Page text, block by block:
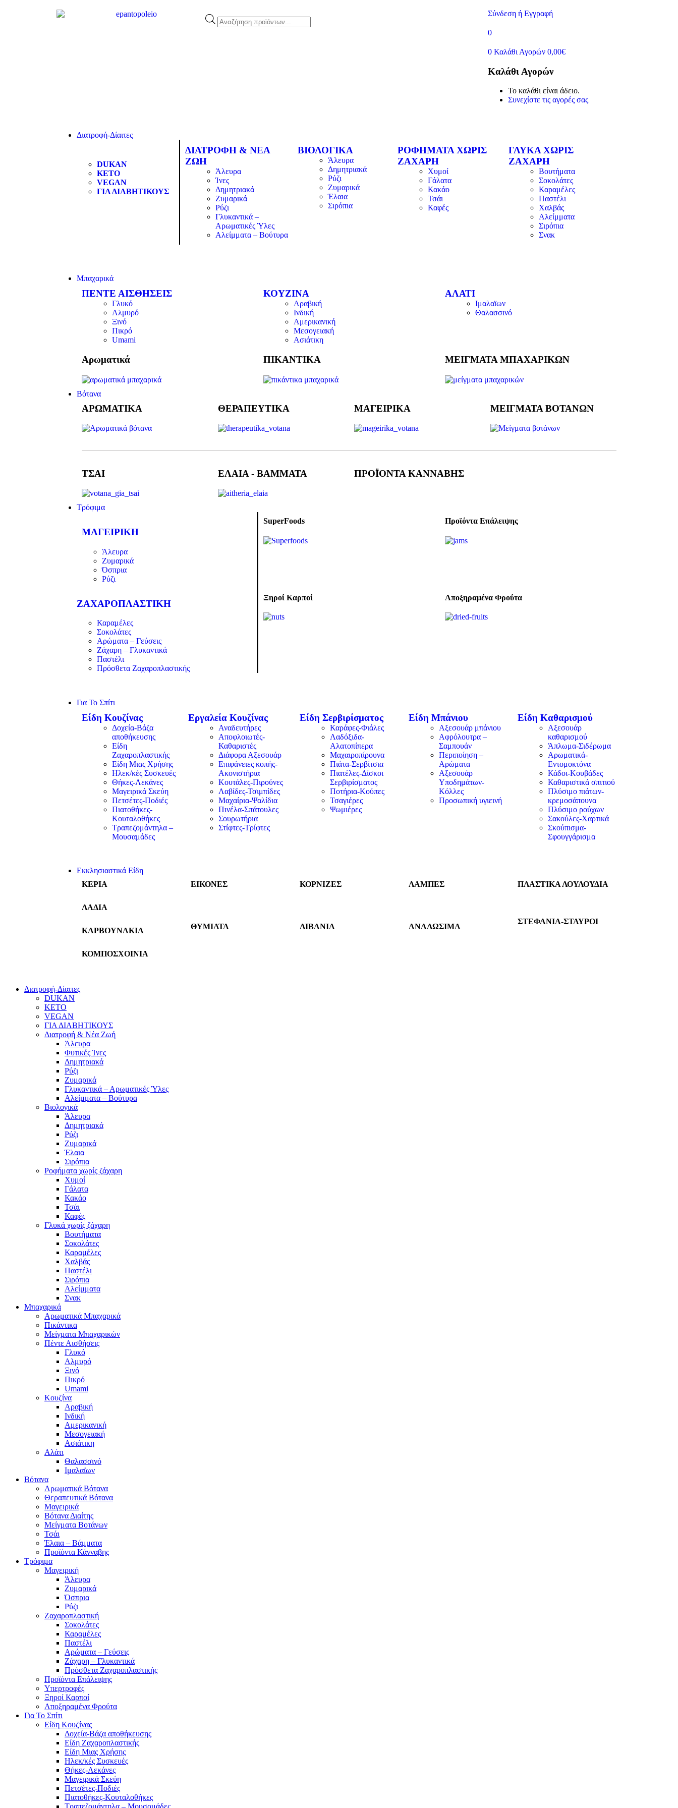
Σύνδεση ή Εγγραφή
0
0 Καλάθι Αγορών 0,00€
Καλάθι Αγορών
Το καλάθι είναι άδειο.
Συνεχίστε τις αγορές σας
Διατροφή-Δίαιτες
DUKAN
KETO
VEGAN
ΓΙΑ ΔΙΑΒΗΤΙΚΟΥΣ
ΔΙΑΤΡΟΦΗ & ΝΕΑ
ΖΩΗ
Άλευρα
Ίνες
Δημητριακά
Ζυμαρικά
Ρύζι
Γλυκαντικά –
Αρωματικές Ύλες
Αλείμματα – Βούτυρα
ΒΙΟΛΟΓΙΚΑ
Άλευρα
Δημητριακά
Ρύζι
Ζυμαρικά
Έλαια
Σιρόπια
ΡΟΦΗΜΑΤΑ ΧΩΡΙΣ
ΖΑΧΑΡΗ
Χυμοί
Γάλατα
Κακάο
Τσάι
Καφές
ΓΛΥΚΑ ΧΩΡΙΣ
ΖΑΧΑΡΗ
Βουτήματα
Σοκολάτες
Καραμέλες
Παστέλι
Χαλβάς
Αλείμματα
Σιρόπια
Σνακ
Μπαχαρικά
ΠΕΝΤΕ ΑΙΣΘΗΣΕΙΣ
Γλυκό
Αλμυρό
Ξινό
Πικρό
Umami
ΚΟΥΖΙΝΑ
Αραβική
Ινδική
Αμερικανική
Μεσογειακή
Ασιάτικη
ΑΛΑΤΙ
Ιμαλαϊων
Θαλασσινό
Αρωματικά ΠΙΚΑΝΤΙΚΑ ΜΕΙΓΜΑΤΑ ΜΠΑΧΑΡΙΚΩΝ
Βότανα
ΑΡΩΜΑΤΙΚΑ ΘΕΡΑΠΕΥΤΙΚΑ ΜΑΓΕΙΡΙΚΑ ΜΕΙΓΜΑΤΑ ΒΟΤΑΝΩΝ
ΤΣΑΙ ΕΛΑΙΑ - ΒΑΜΜΑΤΑ ΠΡΟΪΟΝΤΑ ΚΑΝΝΑΒΗΣ
Τρόφιμα
ΜΑΓΕΙΡΙΚΗ
Άλευρα
Ζυμαρικά
Όσπρια
Ρύζι
SuperFoods Προϊόντα Επάλειψης
ΖΑΧΑΡΟΠΛΑΣΤΙΚΗ
Καραμέλες
Σοκολάτες
Αρώματα – Γεύσεις
Ζάχαρη – Γλυκαντικά
Παστέλι
Πρόσθετα Ζαχαροπλαστικής
Ξηροί Καρποί Αποξηραμένα Φρούτα
Για Το Σπίτι
Είδη Κουζίνας
Δοχεία-Βάζα
αποθήκευσης
Είδη
Ζαχαροπλαστικής
Είδη Μιας Χρήσης
Ηλεκ/κές Συσκευές
Θήκες-Λεκάνες
Μαγειρικά Σκεύη
Πετσέτες-Ποδιές
Πιατοθήκες-
Κουταλοθήκες
Τραπεζομάντηλα –
Μουσαμάδες
Εργαλεία Κουζίνας
Αναδευτήρες
Αποφλοιωτές-
Καθαριστές
Διάφορα Αξεσουάρ
Επιφάνειες κοπής-
Ακονιστήρια
Κουτάλες-Πιρούνες
Λαβίδες-Τσιμπίδες
Μαχαίρια-Ψαλίδια
Πινέλα-Σπάτουλες
Σουρωτήρια
Στίφτες-Τρίφτες
Είδη Σερβιρίσματος
Καράφες-Φιάλες
Λαδόξιδα-
Αλατοπίπερα
Μαχαιροπίρουνα
Πιάτα-Σερβίτσια
Πιατέλες-Δίσκοι
Σερβιρίσματος
Ποτήρια-Κούπες
Τσαγιέρες
Ψωμιέρες
Είδη Μπάνιου
Αξεσουάρ μπάνιου
Αφρόλουτρα –
Σαμπουάν
Περιποίηση –
Αρώματα
Αξεσουάρ
Υποδημάτων-
Κόλλες
Προσωπική υγιεινή
Είδη Καθαρισμού
Αξεσουάρ
καθαρισμού
Άπλωμα-Σιδέρωμα
Αρωματικά-
Εντομοκτόνα
Κάδοι-Κουβάδες
Καθαριστικά σπιτιού
Πλύσιμο πιάτων-
κρεμοσάπουνα
Πλύσιμο ρούχων
Σακούλες-Χαρτικά
Σκούπισμα-
Σφουγγάρισμα
Εκκλησιαστικά Είδη
ΚΕΡΙΑ
ΛΑΔΙΑ
ΚΑΡΒΟΥΝΑΚΙΑ
ΚΟΜΠΟΣΧΟΙΝΙΑ
ΕΙΚΟΝΕΣ
ΘΥΜΙΑΤΑ
ΚΟΡΝΙΖΕΣ
ΛΙΒΑΝΙΑ
ΛΑΜΠΕΣ
ΑΝΑΛΩΣΙΜΑ
ΠΛΑΣΤΙΚΑ ΛΟΥΛΟΥΔΙΑ
ΣΤΕΦΑΝΙΑ-ΣΤΑΥΡΟΙ
Διατροφή-Δίαιτες
DUKAN
KETO
VEGAN
ΓΙΑ ΔΙΑΒΗΤΙΚΟΥΣ
Διατροφή & Νέα Ζωή
Άλευρα
Φυτικές Ίνες
Δημητριακά
Ρύζι
Ζυμαρικά
Γλυκαντικά – Αρωματικές Ύλες
Αλείμματα – Βούτυρα
Βιολογικά
Άλευρα
Δημητριακά
Ρύζι
Ζυμαρικά
Έλαια
Σιρόπια
Ροφήματα χωρίς ζάχαρη
Χυμοί
Γάλατα
Κακάο
Τσάι
Καφές
Γλυκά χωρίς ζάχαρη
Βουτήματα
Σοκολάτες
Καραμέλες
Χαλβάς
Παστέλι
Σιρόπια
Αλείμματα
Σνακ
Μπαχαρικά
Αρωματικά Μπαχαρικά
Πικάντικα
Μείγματα Μπαχαρικών
Πέντε Αισθήσεις
Γλυκό
Αλμυρό
Ξινό
Πικρό
Umami
Κουζίνα
Αραβική
Ινδική
Αμερικανική
Μεσογειακή
Ασιάτικη
Αλάτι
Θαλασσινό
Ιμαλαϊων
Βότανα
Αρωματικά Βότανα
Θεραπευτικά Βότανα
Μαγειρικά
Βότανα Διαίτης
Μείγματα Βοτάνων
Τσάι
Έλαια – Βάμματα
Προϊόντα Κάνναβης
Τρόφιμα
Μαγειρική
Άλευρα
Ζυμαρικά
Όσπρια
Ρύζι
Ζαχαροπλαστική
Σοκολάτες
Καραμέλες
Παστέλι
Αρώματα – Γεύσεις
Ζάχαρη – Γλυκαντικά
Πρόσθετα Ζαχαροπλαστικής
Προϊόντα Επάλειψης
Υπερτροφές
Ξηροί Καρποί
Αποξηραμένα Φρούτα
Για Το Σπίτι
Είδη Κουζίνας
Δοχεία-Βάζα αποθήκευσης
Είδη Ζαχαροπλαστικής
Είδη Μιας Χρήσης
Ηλεκ/κές Συσκευές
Θήκες-Λεκάνες
Μαγειρικά Σκεύη
Πετσέτες-Ποδιές
Πιατοθήκες-Κουταλοθήκες